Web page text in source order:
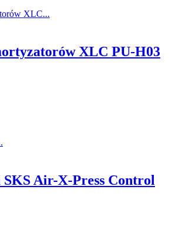
XLC PU-H03
SKS Air-X-Press Control